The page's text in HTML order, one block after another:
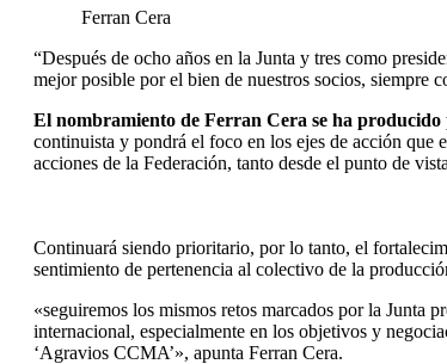
Ferran Cera
“Después de ocho años en la Junta y tres como
mejor posible por el bien de nuestros socios, siempre
El nombramiento de Ferran Cera se ha
continuista y pondrá el foco en los ejes de acción
acciones de la Federación, tanto desde el punto de
Continuará siendo prioritario, por lo tanto, el
sentimiento de pertenencia al colectivo de la
«seguiremos los mismos retos marcados por la
internacional, especialmente en los objetivos y
‘Agravios CCMA’», apunta Ferran Cera.